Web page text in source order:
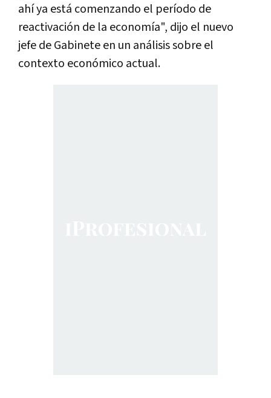
ahí ya está comenzando el período de
reactivación de la economía", dijo el nuevo
jefe de Gabinete en un análisis sobre el
contexto económico actual.